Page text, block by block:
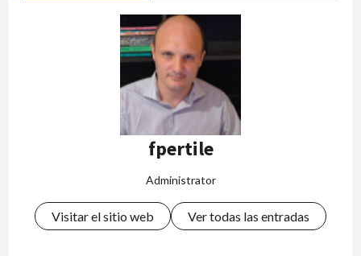
fpertile
Administrator
Visitar el sitio web Ver todas las entradas